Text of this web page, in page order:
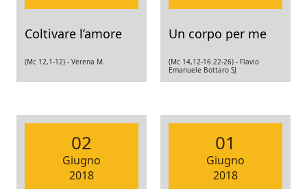
Coltivare l’amore
(Mc 12,1-12) - Verena M.
Un corpo per me
(Mc 14,12-16.22-26) - Flavio
Emanuele Bottaro SJ
02
Giugno
2018
01
Giugno
2018